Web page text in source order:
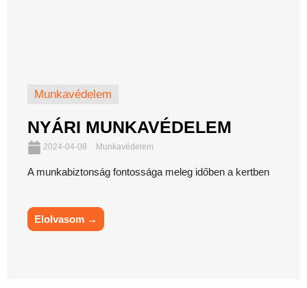
Munkavédelem
NYÁRI MUNKAVÉDELEM
2024-04-08 Munkavédelem
A munkabiztonság fontossága meleg időben a kertben
Elolvasom →